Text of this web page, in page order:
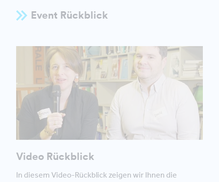
Event Rückblick
Video Rückblick
In diesem Video-Rückblick zeigen wir Ihnen die